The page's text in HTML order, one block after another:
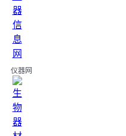
仪器网